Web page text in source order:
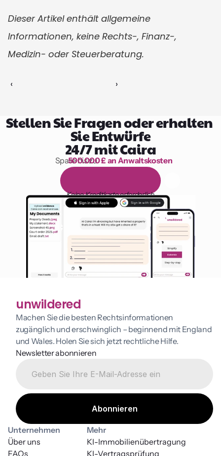
Dieser Artikel enthält allgemeine
Informationen, keine Rechts-, Finanz-,
Medizin- oder Steuerberatung.
‹ ›
Stellen Sie Fragen oder erhalten
Sie Entwürfe
24/7 mit Caira
1.000 Stunden Lesen
Spare bis zu
500.000 £ an Anwaltskosten
äg on
Keine Kreditkarte erforderlich
unwildered
Machen Sie die besten Rechtsinformationen
zugänglich und erschwinglich – beginnend mit England
und Wales. Holen Sie sich jetzt rechtliche Hilfe.
Newsletter abonnieren
Unternehmen
Über uns
FAQs
Mehr
KI-Vertragsprüfung
KI-Immobilienübertragung